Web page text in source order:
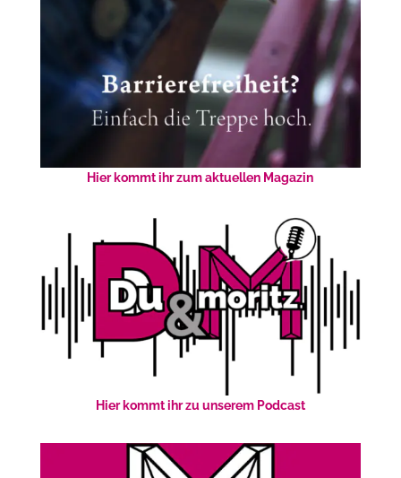
Hier kommt ihr zum aktuellen Magazin
Hier kommt ihr zu unserem Podcast